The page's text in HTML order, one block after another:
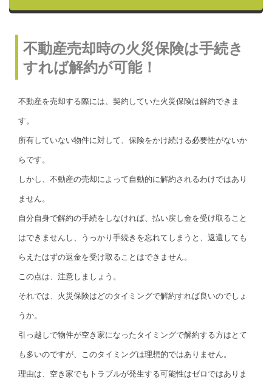
不動産売却時の火災保険は手続き
すれば解約が可能！
不動産を売却する際には、契約していた火災保険は解約できま
す。
所有していない物件に対して、保険をかけ続ける必要性がないか
らです。
しかし、不動産の売却によって自動的に解約されるわけではあり
ません。
自分自身で解約の手続をしなければ、払い戻し金を受け取ること
はできませんし、うっかり手続きを忘れてしまうと、返還しても
らえたはずの返金を受け取ることはできません。
この点は、注意しましょう。
それでは、火災保険はどのタイミングで解約すれば良いのでしょ
うか。
引っ越しで物件が空き家になったタイミングで解約する方はとて
も多いのですが、このタイミングは理想的ではありません。
理由は、空き家でもトラブルが発生する可能性はゼロではありま